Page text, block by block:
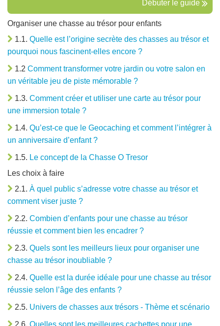
Débuter le guide
Organiser une chasse au trésor pour enfants
1.1. Quelle est l’origine secrète des chasses au trésor et
pourquoi nous fascinent-elles encore ?
1.2 Comment transformer votre jardin ou votre salon en
un véritable jeu de piste mémorable ?
1.3. Comment créer et utiliser une carte au trésor pour
une immersion totale ?
1.4. Qu’est-ce que le Geocaching et comment l’intégrer à
un anniversaire d’enfant ?
1.5. Le concept de la Chasse O Tresor
Les choix à faire
2.1. À quel public s’adresse votre chasse au trésor et
comment viser juste ?
2.2. Combien d’enfants pour une chasse au trésor
réussie et comment bien les encadrer ?
2.3. Quels sont les meilleurs lieux pour organiser une
chasse au trésor inoubliable ?
2.4. Quelle est la durée idéale pour une chasse au trésor
réussie selon l’âge des enfants ?
2.5. Univers de chasses aux trésors - Thème et scénario